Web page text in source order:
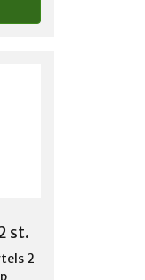
st.
2